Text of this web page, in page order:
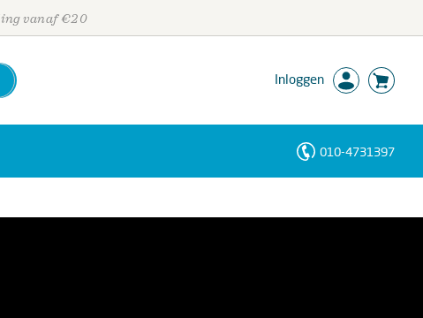
vanaf €20
Inloggen
010-4731397
Personen